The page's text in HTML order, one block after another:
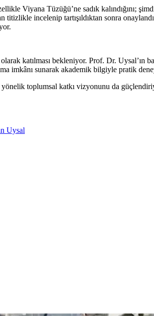
Viyana Tüzüğü’ne sadık kalındığını;
incelenip tartışıldıktan sonra
katılması bekleniyor. Prof. Dr. Uysal’ın
imkânı sunarak akademik bilgiyle pratik
toplumsal katkı vizyonunu da
Uysal